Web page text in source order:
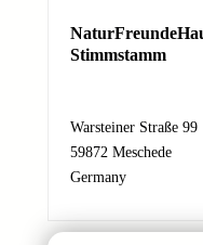
a
r
i
c
t
Stimmstamm
Warsteiner Straße 99
59872 Meschede
Germany